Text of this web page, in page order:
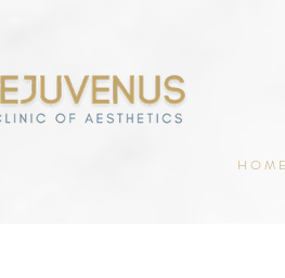
H O M E